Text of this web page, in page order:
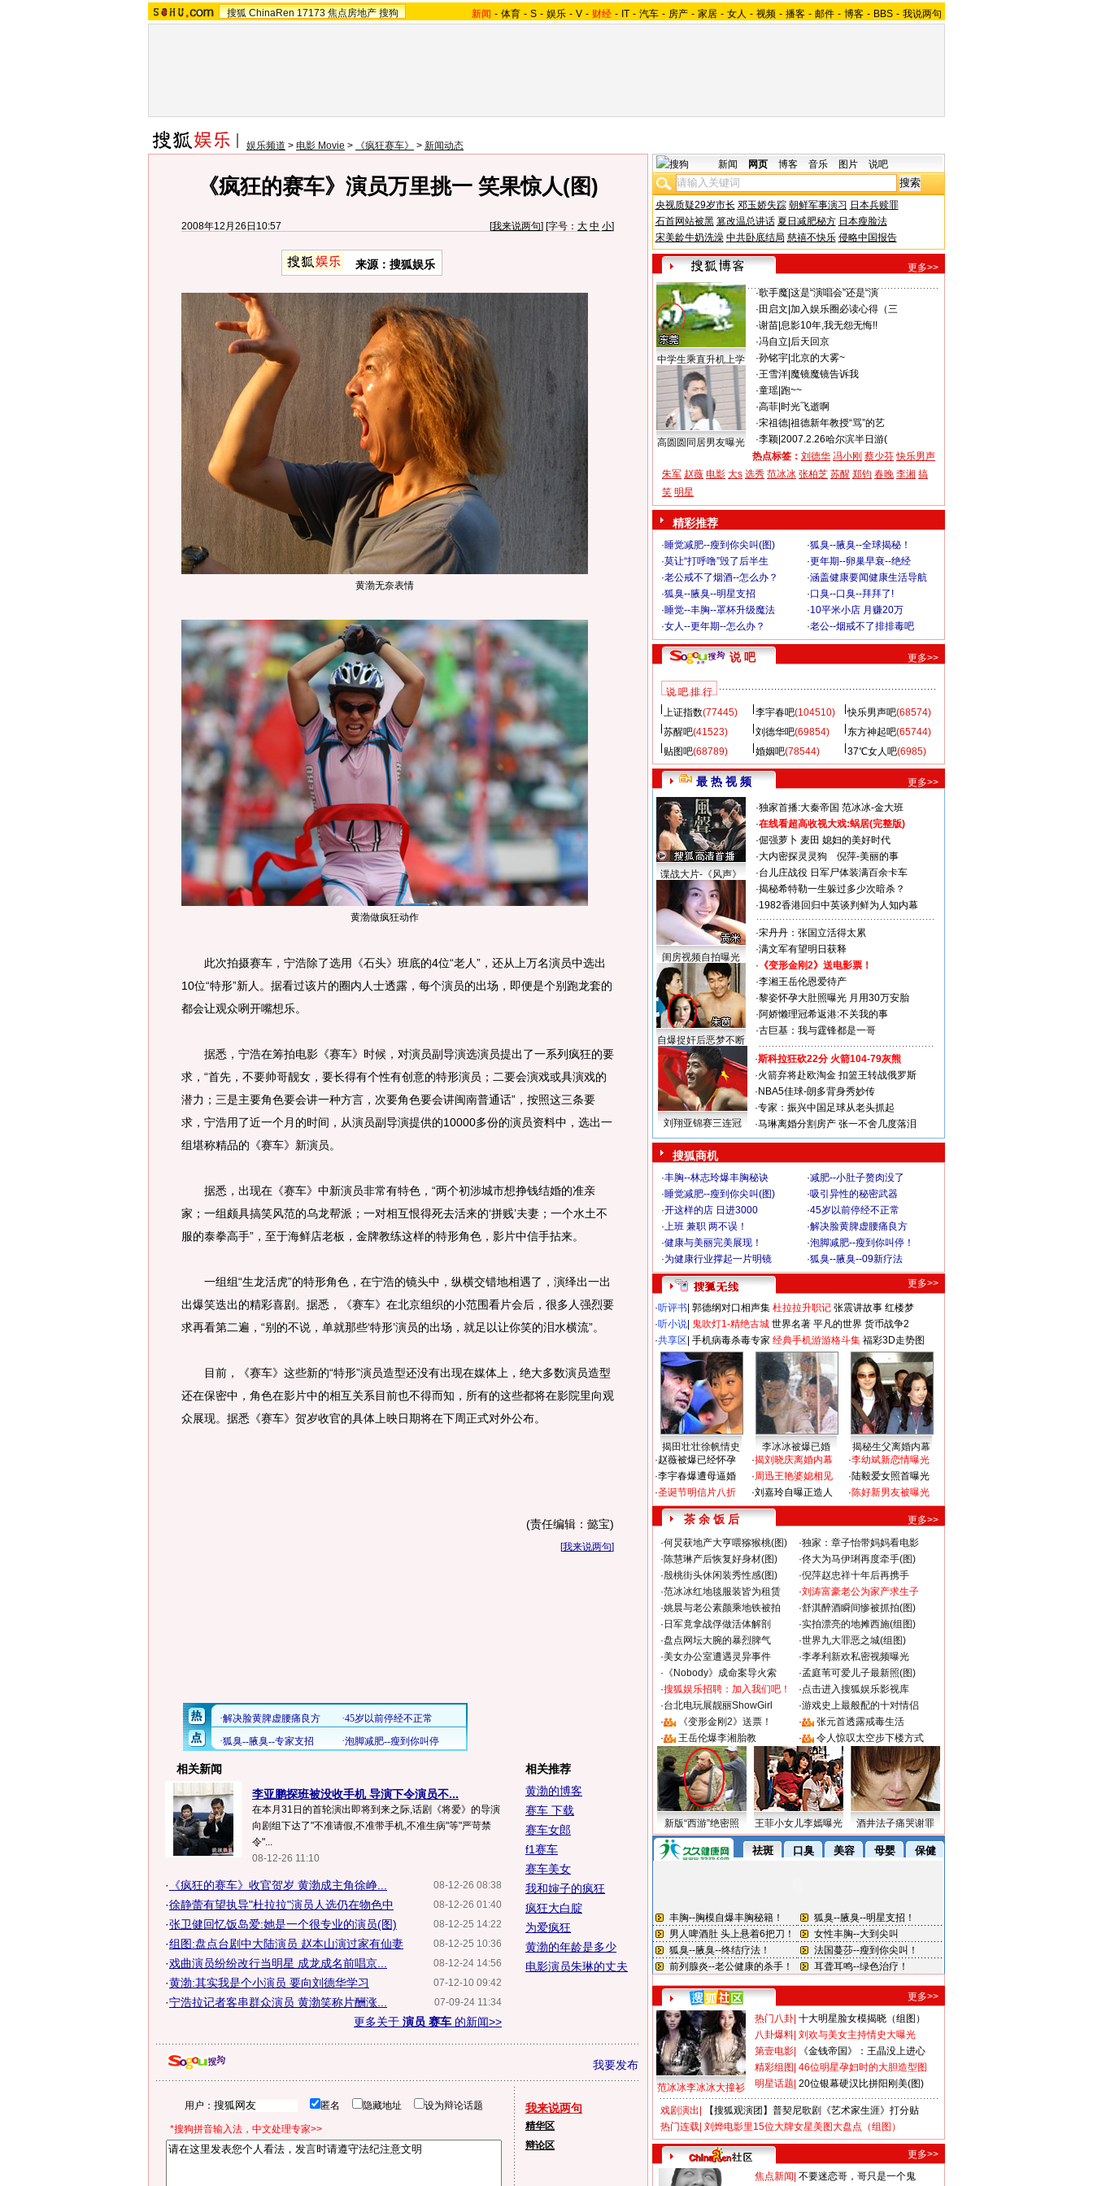
搜狐 ChinaRen 17173 焦点房地产 搜狗 新闻 - 体育 - S - 娱乐 - V - 财经 - IT - 汽车 - 房产 - 家居 - 女人 - 视频 - 播客 - 邮件 - 博客 - BBS - 我说两句
娱乐频道 > 电影 Movie > 《疯狂赛车》 > 新闻动态
《疯狂的赛车》演员万里挑一 笑果惊人(图)
2008年12月26日10:57 [我来说两句] [字号： 大 中 小]
来源：搜狐娱乐
黄渤无奈表情
黄渤做疯狂动作
此次拍摄赛车，宁浩除了选用《石头》班底的4位“老人”，还从上万名演员中选出
10位“特形”新人。据看过该片的圈内人士透露，每个演员的出场，即便是个别跑龙套的
都会让观众咧开嘴想乐。
据悉，宁浩在筹拍电影《赛车》时候，对演员副导演选演员提出了一系列疯狂的要
求，“首先，不要帅哥靓女，要长得有个性有创意的特形演员；二要会演戏或具演戏的
潜力；三是主要角色要会讲一种方言，次要角色要会讲闽南普通话”，按照这三条要
求，宁浩用了近一个月的时间，从演员副导演提供的10000多份的演员资料中，选出一
组堪称精品的《赛车》新演员。
据悉，出现在《赛车》中新演员非常有特色，“两个初涉城市想挣钱结婚的准亲
家；一组颇具搞笑风范的乌龙帮派；一对相互恨得死去活来的‘拼贱’夫妻；一个水土不
服的泰拳高手”，至于海鲜店老板，金牌教练这样的特形角色，影片中信手拈来。
一组组“生龙活虎”的特形角色，在宁浩的镜头中，纵横交错地相遇了，演绎出一出
出爆笑迭出的精彩喜剧。据悉，《赛车》在北京组织的小范围看片会后，很多人强烈要
求再看第二遍，“别的不说，单就那些‘特形’演员的出场，就足以让你笑的泪水横流”。
目前，《赛车》这些新的“特形”演员造型还没有出现在媒体上，绝大多数演员造型
还在保密中，角色在影片中的相互关系目前也不得而知，所有的这些都将在影院里向观
众展现。据悉《赛车》贺岁收官的具体上映日期将在下周正式对外公布。
(责任编辑：懿宝)
[我来说两句]
相关新闻
李亚鹏探班被没收手机 导演下令演员不...
在本月31日的首轮演出即将到来之际,话剧《将爱》的导演
向剧组下达了"不准请假,不准带手机,不准生病"等"严苛禁
令"...
08-12-26 11:10
08-12-26 08:38
· 《疯狂的赛车》收官贺岁 黄渤成主角徐峥...
08-12-26 01:40
·徐静蕾有望执导"杜拉拉"演员人选仍在物色中
08-12-25 14:22
·张卫健回忆饭岛爱:她是一个很专业的演员(图)
08-12-25 10:36
·组图:盘点台剧中大陆演员 赵本山演过家有仙妻
08-12-24 14:56
·戏曲演员纷纷改行当明星 成龙成名前唱京...
07-12-10 09:42
·黄渤:其实我是个小演员 要向刘德华学习
07-09-24 11:34
·宁浩拉记者客串群众演员 黄渤笑称片酬涨...
更多关于 演员 赛车 的新闻>>
相关推荐
黄渤的博客
赛车 下载
赛车女郎
f1赛车
赛车美女
我和婶子的疯狂
疯狂大白腚
为爱疯狂
黄渤的年龄是多少
电影演员朱琳的丈夫
我要发布
用户： 匿名 隐藏地址 设为辩论话题
*搜狗拼音输入法，中文处理专家>>
我来说两句
精华区
辩论区
新闻 网页 博客 音乐 图片 说吧
央视质疑29岁市长 邓玉娇失踪 朝鲜军事演习 日本兵赎罪
石首网站被黑 篡改温总讲话 夏日减肥秘方 日本瘦脸法
宋美龄牛奶洗澡 中共卧底结局 慈禧不快乐 侵略中国报告
更多>>
中学生乘直升机上学
高圆圆同居男友曝光
·歌手魔| 这是“演唱会”还是“演
· 田启文 加入娱乐圈必读心得（三
·谢苗| 息影10年,我无怨无悔!!
·冯自立 后天回京
·孙铭宇| 北京的大雾~
·王雪洋| 魔镜魔镜告诉我
·童瑶| 跑~~
·高菲| 时光飞逝啊
·宋祖德| 祖德新年教授“骂”的艺
·李颖| 2007.2.26哈尔滨半日游(
热点标签： 刘德华 冯小刚 蔡少芬 快乐男声
朱军 赵薇 电影 大s 选秀 范冰冰 张柏芝 苏醒 郑钧 春晚 李湘 搞
笑 明星
精彩推荐
·睡觉减肥--瘦到你尖叫(图) ·狐臭--腋臭--全球揭秘！
·莫让“打呼噜”毁了后半生 ·更年期--卵巢早衰--绝经
·老公戒不了烟酒--怎么办？ ·涵盖健康要闻健康生活导航
·狐臭--腋臭--明星支招 ·口臭--口臭--拜拜了!
·睡觉--丰胸--罩杯升级魔法 ·10平米小店 月赚20万
·女人--更年期--怎么办？ ·老公--烟戒不了排排毒吧
说 吧 更多>>
说 吧 排 行
上证指数(77445) 李宇春吧(104510) 快乐男声吧(68574)
苏醒吧(41523) 刘德华吧(69854) 东方神起吧(65744)
贴图吧(68789) 婚姻吧(78544) 37℃女人吧(6985)
最 热 视 频 更多>>
谍战大片-《风声》
闺房视频自拍曝光
自爆捉奸后恶梦不断
·独家首播:大秦帝国 范冰冰-金大班
·在线看超高收视大戏:蜗居(完整版)
·倔强萝卜 麦田 媳妇的美好时代
·大内密探灵灵狗
倪萍-美丽的事
·台儿庄战役 日军尸体装满百余卡车
·揭秘希特勒一生躲过多少次暗杀？
·1982香港回归中英谈判鲜为人知内幕
·宋丹丹：张国立活得太累
·满文军有望明日获释
· 《变形金刚2》送电影票！
·李湘王岳伦恩爱待产
·黎姿怀孕大肚照曝光 月用30万安胎
·阿娇懒理冠希返港:不关我的事
·古巨基：我与霆锋都是一哥
刘翔亚锦赛三连冠
·斯科拉狂砍22分 火箭104-79灰熊
·火箭弃将赴欧淘金 扣篮王转战俄罗斯
· NBA5佳球-朗多背身秀妙传
·专家：振兴中国足球从老头抓起
·马琳离婚分割房产 张一不舍几度落泪
搜狐商机
·丰胸--林志玲爆丰胸秘诀 ·减肥--小肚子赘肉没了
·睡觉减肥--瘦到你尖叫(图) ·吸引异性的秘密武器
·开这样的店 日进3000 ·45岁以前停经不正常
·上班 兼职 两不误！ ·解决脸黄脾虚腰痛良方
·健康与美丽完美展现！ ·泡脚减肥--瘦到你叫停！
·为健康行业撑起一片明镜 ·狐臭--腋臭--09新疗法
更多>>
·听评书 郭德纲对口相声集 杜拉拉升职记 张震讲故事 红楼梦
·听小说 鬼吹灯1-精绝古城 世界名著 平凡的世界 货币战争2
·共享区 手机病毒杀毒专家 经典手机游游格斗集 福彩3D走势图
揭田壮壮徐帆情史 李冰冰被爆已婚
揭秘生父离婚内幕
·赵薇被爆已经怀孕
·李宇春爆遭母逼婚
·圣诞节明信片八折
·揭刘晓庆离婚内幕
·周迅王艳婆媳相见
·刘嘉玲自曝正造人
·李幼斌新恋情曝光
·陆毅爱女照首曝光
·陈好新男友被曝光
茶 余 饭 后
更多>>
·何炅获地产大亨喂猕猴桃(图) ·独家：章子怡带妈妈看电影
·陈慧琳产后恢复好身材(图) ·佟大为马伊琍再度牵手(图)
·殷桃街头休闲装秀性感(图) ·倪萍赵忠祥十年后再携手
·范冰冰红地毯服装皆为租赁 ·刘涛富豪老公为家产求生子
·姚晨与老公素颜乘地铁被拍 ·舒淇醉酒瞬间惨被抓拍(图)
· 日军竟拿战俘做活体解剖 ·实拍漂亮的地摊西施(组图)
·盘点网坛大腕的暴烈脾气 ·世界九大罪恶之城(组图)
·美女办公室遭遇灵异事件 ·李孝利新欢私密视频曝光
· 《Nobody》成命案导火索 ·孟庭苇可爱儿子最新照(图)
·搜狐娱乐招聘：加入我们吧！ ·点击进入搜狐娱乐影视库
·台北电玩展靓丽ShowGirl ·游戏史上最般配的十对情侣
·
《变形金刚2》送票！ ·
张元首透露戒毒生活
·
王岳伦爆李湘胎教 · 令人惊叹太空步下楼方式
新版“西游”绝密照 王菲小女儿李嫣曝光 酒井法子痛哭谢罪
更多>>
范冰冰李冰冰大撞衫
热门八卦 十大明星脸女模揭晓（组图）
八卦爆料 刘欢与美女主持情史大曝光
第壹电影
《金钱帝国》：王晶没上进心
精彩组图 46位明星孕妇时的大胆造型图
明星话题 20位银幕硬汉比拼阳刚美(图)
戏剧演出
【搜狐观演团】普契尼歌剧《艺术家生涯》打分贴
热门连载 刘烨电影里15位大牌女星美图大盘点（组图）
更多>>
焦点新闻 不要迷恋哥，哥只是一个鬼